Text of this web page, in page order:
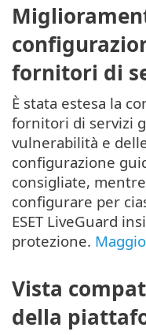
fornitori di
È stata estesa la
fornitori di servizi
vulnerabilità e
configurazione
consigliate,
configurare per
ESET LiveGuard
protezione.
Vista
della